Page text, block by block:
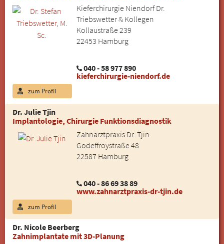
Kieferchirurgie Niendorf Dr.
Triebswetter & Kollegen
Kollaustraße 239
22453 Hamburg
040 - 58 977 890
kieferchirurgie-niendorf.de
zum Profil
Dr. Julie Tjin
Implantologie, Chirurgie Funktionsdiagnostik
Zahnarztpraxis Dr. Tjin
Godeffroystraße 48
22587 Hamburg
040 - 86 69 38 89
www.zahnarztpraxis-dr-tjin.de
zum Profil
Dr. Nicole Beerberg
Zahnimplantate mit 3D-Planung